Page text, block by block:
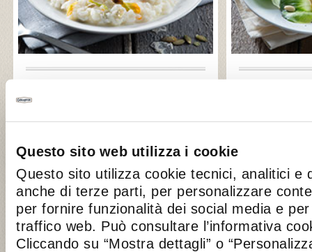
Questo sito web utilizza i cookie
Questo sito utilizza cookie tecnici, analitici e
anche di terze parti, per personalizzare
per fornire funzionalità dei social media e
traffico web. Può consultare l’informativa
Cliccando su “Mostra dettagli” o
Risotto ai fiori di zucca e Taleggio